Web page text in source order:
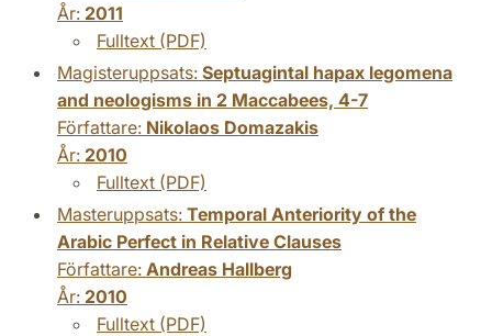
År: 2011
Fulltext (PDF)
Magisteruppsats: Septuagintal hapax legomena
and neologisms in 2 Maccabees, 4-7
Författare: Nikolaos Domazakis
År: 2010
Fulltext (PDF)
Masteruppsats: Temporal Anteriority of the
Arabic Perfect in Relative Clauses
Författare: Andreas Hallberg
År: 2010
Fulltext (PDF)